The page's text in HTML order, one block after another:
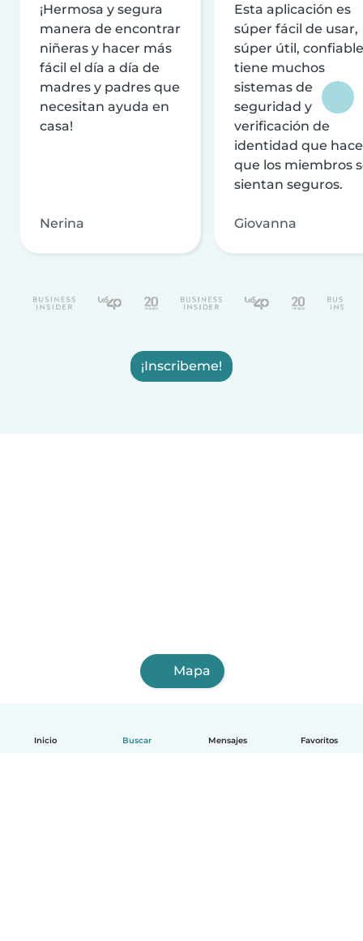
Inicio Buscar Mensajes Favoritos
¡Hermosa y segura
manera de encontrar
niñeras y hacer más
fácil el día a día de
madres y padres que
necesitan ayuda en
casa!
Nerina
Esta aplicación es
súper fácil de usar,
súper útil,
tiene muchos
sistemas de
seguridad y
verificación de
identidad que
que los miembros
sientan seguros.
Giovanna
¡Inscribeme!
Mapa